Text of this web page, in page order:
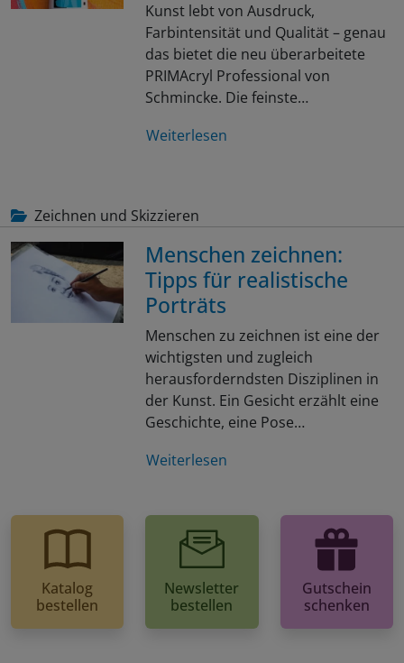
Kunst lebt von Ausdruck,
Farbintensität und Qualität – genau
das bietet die neu überarbeitete
PRIMAcryl Professional von
Schmincke. Die feinste…
Weiterlesen
Zeichnen und Skizzieren
Menschen zeichnen:
Tipps für realistische
Porträts
Menschen zu zeichnen ist eine der
wichtigsten und zugleich
herausforderndsten Disziplinen in
der Kunst. Ein Gesicht erzählt eine
Geschichte, eine Pose…
Weiterlesen
Katalog
bestellen
Newsletter
bestellen
Gutschein
schenken